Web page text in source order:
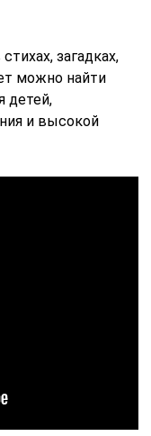
загадках,
можно найти
детей,
и высокой